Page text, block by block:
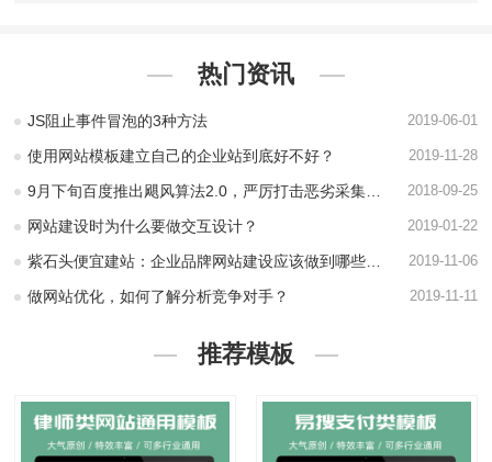
热门资讯
JS阻止事件冒泡的3种方法 2019-06-01
使用网站模板建立自己的企业站到底好不好？ 2019-11-28
2018-09-25
网站建设时为什么要做交互设计？ 2019-01-22
2019-11-06
做网站优化，如何了解分析竞争对手？ 2019-11-11
推荐模板